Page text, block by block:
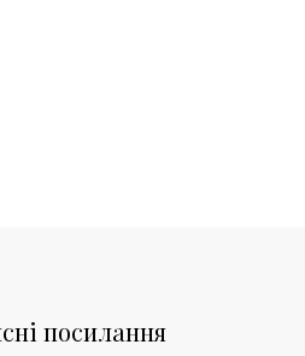
посилання